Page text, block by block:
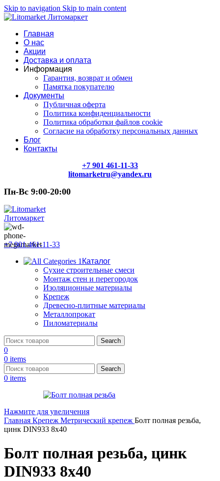
Skip to navigation Skip to main content
Главная
О нас
Акции
Доставка и оплата
Информация
Гарантия, возврат и обмен
Памятка покупателю
Документы
Публичная оферта
Политика конфиденциальности
Политика обработки файлов cookie
Согласие на обработку персональных данных
Блог
Контакты
+7 901 461-11-33
litomarketru@yandex.ru
Пн-Вс 9:00-20:00
+7 901 461-11-33
Каталог
Сухие строительные смеси
Монтаж стен и перегородок
Изоляционные материалы
Крепеж
Древесно-плитные материалы
Металлопрокат
Пиломатериалы
Search
0
0 items
Search
0 items
Нажмите для увеличения
Главная Крепеж Метрический крепеж Болт полная резьба,
цинк DIN933 8х40
Болт полная резьба, цинк
DIN933 8х40